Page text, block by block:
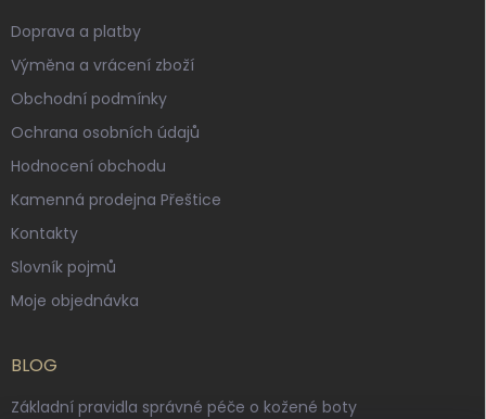
Doprava a platby
Výměna a vrácení zboží
Obchodní podmínky
Ochrana osobních údajů
Hodnocení obchodu
Kamenná prodejna Přeštice
Kontakty
Slovník pojmů
Moje objednávka
BLOG
Základní pravidla správné péče o kožené boty